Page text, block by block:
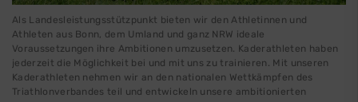
Als Landesleistungsstützpunkt bieten wir den Athletinnen und
Athleten aus Bonn, dem Umland und ganz NRW ideale
Voraussetzungen ihre Ambitionen umzusetzen. Kaderathleten haben
jederzeit die Möglichkeit bei und mit uns zu trainieren. Mit unseren
Kaderathleten nehmen wir an den nationalen Wettkämpfen des
Triathlonverbandes teil und entwickeln unsere ambitionierten